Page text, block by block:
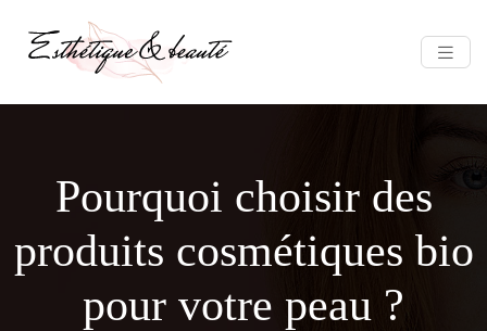
Pourquoi choisir des
produits cosmétiques bio
pour votre peau ?